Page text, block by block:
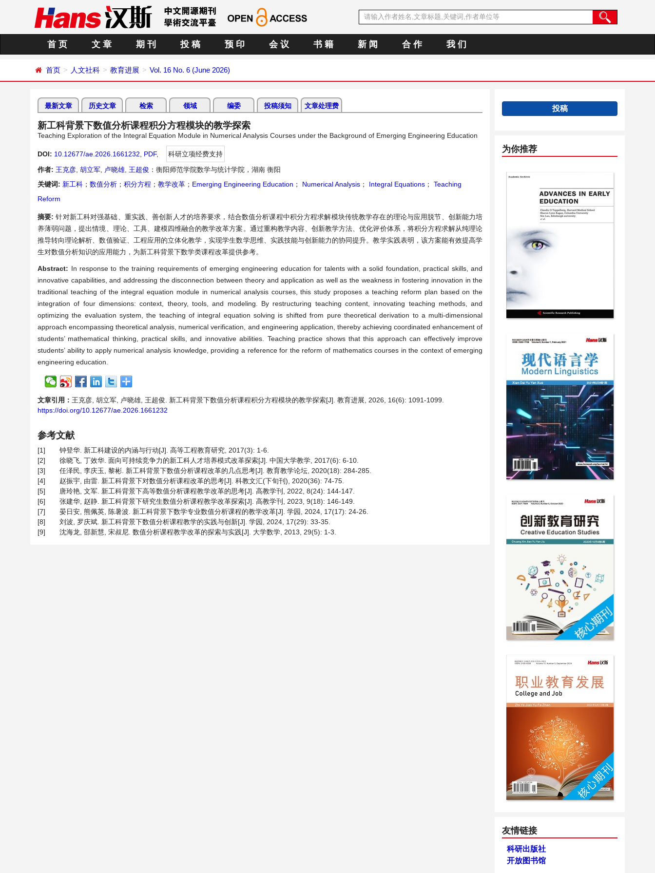
首 页 文 章 期 刊 投 稿 预 印 会 议 书 籍 新 闻 合 作 我 们
首页 人文社科 教育进展 Vol. 16 No. 6 (June 2026)
最新文章 历史文章 检索 领域 编委 投稿须知 文章处理费
新工科背景下数值分析课程积分方程模块的教学探索
Teaching Exploration of the Integral Equation Module in Numerical Analysis Courses under the Background of Emerging Engineering Education
DOI: 10.12677/ae.2026.1661232 PDF,
科研立项经费支持
作者: 王克彦 胡立军 卢晓雄 王超俊 ：衡阳师范学院数学与统计学院，湖南 衡阳
关键词: 新工科 ； 数值分析 ； 积分方程 ； 教学改革 ； Emerging Engineering Education ； Numerical Analysis ； Integral Equations ；
Teaching
Reform
摘要:针对新工科对强基础、重实践、善创新人才的培养要求，结合数值分析课程中积分方程求解模块传统教学存在的理论与应用脱节、创新能力培
养薄弱问题，提出情境、理论、工具、建模四维融合的教学改革方案。通过重构教学内容、创新教学方法、优化评价体系，将积分方程求解从纯理论
推导转向理论解析、数值验证、工程应用的立体化教学，实现学生数学思维、实践技能与创新能力的协同提升。教学实践表明，该方案能有效提高学
生对数值分析知识的应用能力，为新工科背景下数学类课程改革提供参考。
Abstract: In response to the training requirements of emerging engineering education for talents with a solid foundation, practical skills, and
innovative capabilities, and addressing the disconnection between theory and application as well as the weakness in fostering innovation in the
traditional teaching of the integral equation module in numerical analysis courses, this study proposes a teaching reform plan based on the
integration of four dimensions: context, theory, tools, and modeling. By restructuring teaching content, innovating teaching methods, and
optimizing the evaluation system, the teaching of integral equation solving is shifted from pure theoretical derivation to a multi-dimensional
approach encompassing theoretical analysis, numerical verification, and engineering application, thereby achieving coordinated enhancement of
students’ mathematical thinking, practical skills, and innovative abilities. Teaching practice shows that this approach can effectively improve
students’ ability to apply numerical analysis knowledge, providing a reference for the reform of mathematics courses in the context of emerging
engineering education.
文章引用： 王克彦, 胡立军, 卢晓雄, 王超俊. 新工科背景下数值分析课程积分方程模块的教学探索[J]. 教育进展, 2026, 16(6): 1091-1099.
https://doi.org/10.12677/ae.2026.1661232
参考文献
[1]
钟登华. 新工科建设的内涵与行动[J]. 高等工程教育研究, 2017(3): 1-6.
[2]
徐晓飞, 丁效华. 面向可持续竞争力的新工科人才培养模式改革探索[J]. 中国大学教学, 2017(6): 6-10.
[3]
任泽民, 李庆玉, 黎彬. 新工科背景下数值分析课程改革的几点思考[J]. 教育教学论坛, 2020(18): 284-285.
[4]
赵振宇, 由雷. 新工科背景下对数值分析课程改革的思考[J]. 科教文汇(下旬刊), 2020(36): 74-75.
[5]
唐玲艳, 文军. 新工科背景下高等数值分析课程教学改革的思考[J]. 高教学刊, 2022, 8(24): 144-147.
[6]
张建华, 赵静. 新工科背景下研究生数值分析课程教学改革探索[J]. 高教学刊, 2023, 9(18): 146-149.
[7]
晏日安, 熊佩英, 陈暑波. 新工科背景下数学专业数值分析课程的教学改革[J]. 学园, 2024, 17(17): 24-26.
[8]
刘波, 罗庆斌. 新工科背景下数值分析课程教学的实践与创新[J]. 学园, 2024, 17(29): 33-35.
[9]
沈海龙, 邵新慧, 宋叔尼. 数值分析课程教学改革的探索与实践[J]. 大学数学, 2013, 29(5): 1-3.
投稿
为你推荐
友情链接
科研出版社
开放图书馆